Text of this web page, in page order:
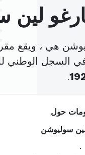
لين
هي ، ويقع
السجل الوطني
.
حول
سوليوشن
.